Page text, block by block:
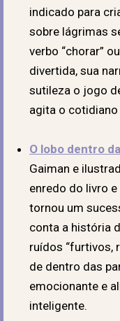
indicado para
sobre lágrimas
verbo “chorar”
divertida, sua
sutileza o jogo
agita o
O lobo dentro
Gaiman e
enredo do livro
tornou um
conta a história
ruídos “furtivos,
de dentro das
emocionante e
inteligente.